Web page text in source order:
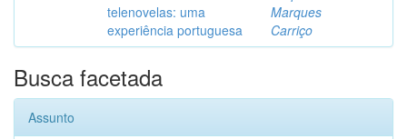
telenovelas: uma
experiência portuguesa
Marques
Carriço
Busca facetada
Assunto